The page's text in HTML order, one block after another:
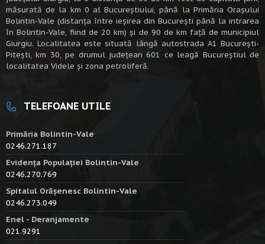
măsurată de la km 0 al Bucureștiului, până la Primăria Orașului
Bolintin-Vale (distanța între ieșirea din București până la intrarea
în Bolintin-Vale, fiind de 20 km) şi de 90 de km faţă de municipiul
Giurgiu. Localitatea este situată lângă autostrada A1 Bucureşti-
Piteşti, km 30, pe drumul judeţean 601 ce leagă Bucureştiul de
localitatea Videle şi zona petroliferă.
TELEFOANE UTILE
Primăria Bolintin-Vale
0246.271.187
Evidența Populației Bolintin-Vale
0246.270.769
Spitalul Orășenesc Bolintin-Vale
0246.273.049
Enel - Deranjamente
021.9291